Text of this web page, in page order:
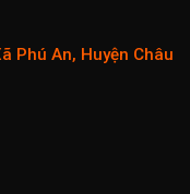
Phú An, Huyện Châu